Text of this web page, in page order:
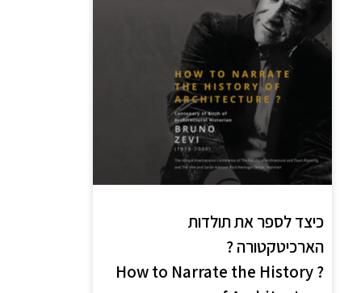
כיצד לספר את תולדות
הארכיטקטורה ?
? How to Narrate the History